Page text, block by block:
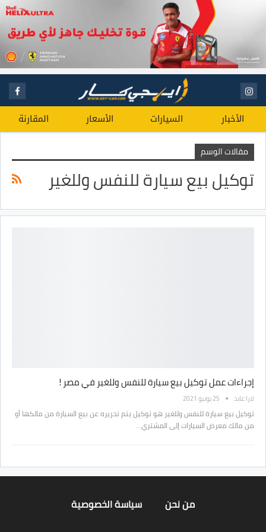
الأخبار السيارات الأسعار المقارنة
مقالات الوسم
توكيل بيع سيارة للنفس وللغير
إجراءات عمل توكيل بيع سيارة للنفس وللغير في مصر !
لارا عابد 25 يونيو 2021
توكيل بيع سيارة للنفس وللغير هو توكيل يتم تحريره عن بيع السيارة من مالكها أو
من مالك معرض السيارات إلى المشتري…
من نحن سياسة الخصوصية